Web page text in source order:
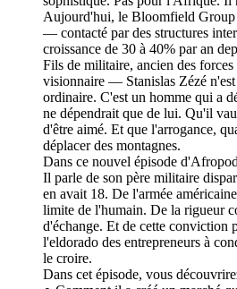
Aujourd'hui, le Bloomfield Group
— contacté par des structures
croissance de 30 à 40% par an
Fils de militaire, ancien des
visionnaire — Stanislas Zézé n'est
ordinaire. C'est un homme qui a
ne dépendrait que de lui. Qu'il
d'être aimé. Et que l'arrogance,
déplacer des montagnes.
Dans ce nouvel épisode
Il parle de son père militaire
en avait 18. De l'armée
limite de l'humain. De la rigueur
d'échange. Et de cette conviction
l'eldorado des entrepreneurs à
le croire.
Dans cet épisode, vous